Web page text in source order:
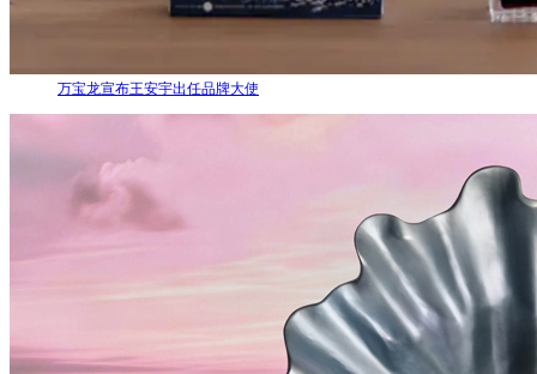
万宝龙宣布王安宇出任品牌大使